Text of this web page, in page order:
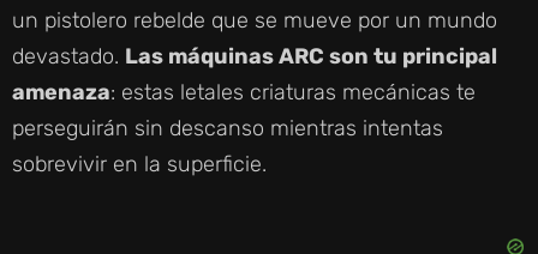
un pistolero rebelde que se mueve por un mundo
devastado. Las máquinas ARC son tu principal
amenaza: estas letales criaturas mecánicas te
perseguirán sin descanso mientras intentas
sobrevivir en la superficie.